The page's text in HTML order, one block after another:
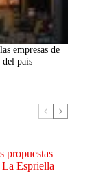
empresas de
del país
propuestas
Espriella